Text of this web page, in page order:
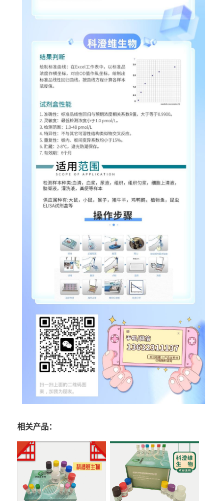
相关产品：